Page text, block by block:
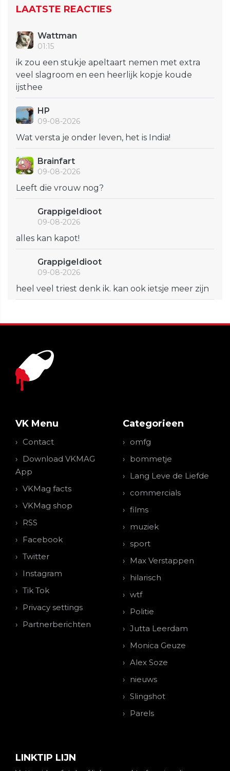
LAATSTE REACTIES
Wattman
01:15
ik zou een stukje apeltaart nemen met extra
veel slagroom en een heerlijk kopje koude
ijsthee
HP
09-08-2026
Wat versta je onder leven, het is India!
Brainfart
09-08-2026
Leeft die vrouw nog?
GrappigeIdioot
09-08-2026
alles kan kapot!
GrappigeIdioot
09-08-2026
heel veel triest denk ik. kan ook ietsje meer zijn
VK Menu
Contact
Download VKMAG
App
VKMag facts
VKMag shop
RSS
Facebook
Twitter
Instagram
Tik Tok
Privacy settings
Partnerberichten
Categorieen
omfg
bommetje
Lang Leve de Liefde
commercials
films
muziek
sport
Max Verstappen
hilarisch
wtf
Politie
Jutta Leerdam
Monica Geuze
Alex Soze
nieuws
Slingshot
Parels
LINKTIP LIJN